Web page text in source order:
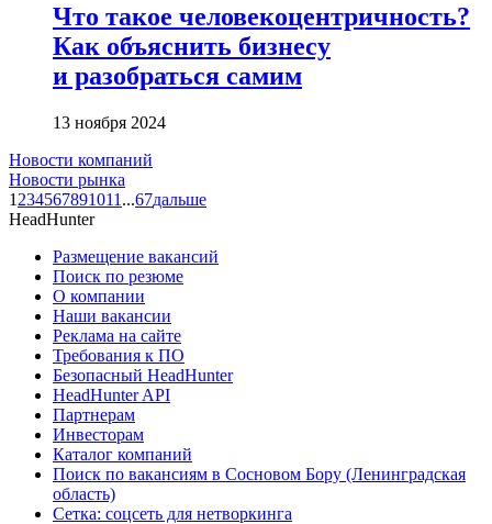
Что такое человеко­центричность?
Как объяснить бизнесу
и разобраться самим
13 ноября 2024
Новости компаний
Новости рынка
1 234567891011 ...67дальше
HeadHunter
Размещение вакансий
Поиск по резюме
О компании
Наши вакансии
Реклама на сайте
Требования к ПО
Безопасный HeadHunter
HeadHunter API
Партнерам
Инвесторам
Каталог компаний
Поиск по вакансиям в Сосновом Бору (Ленинградская
область)
Сетка: соцсеть для нетворкинга